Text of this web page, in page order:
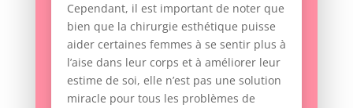
Cependant, il est important de noter que
bien que la chirurgie esthétique puisse
aider certaines femmes à se sentir plus à
l’aise dans leur corps et à améliorer leur
estime de soi, elle n’est pas une solution
miracle pour tous les problèmes de